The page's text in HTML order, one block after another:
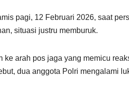
pagi, 12 Februari 2026, saat
situasi justru memburuk.
arah pos jaga yang memicu
dua anggota Polri mengalami